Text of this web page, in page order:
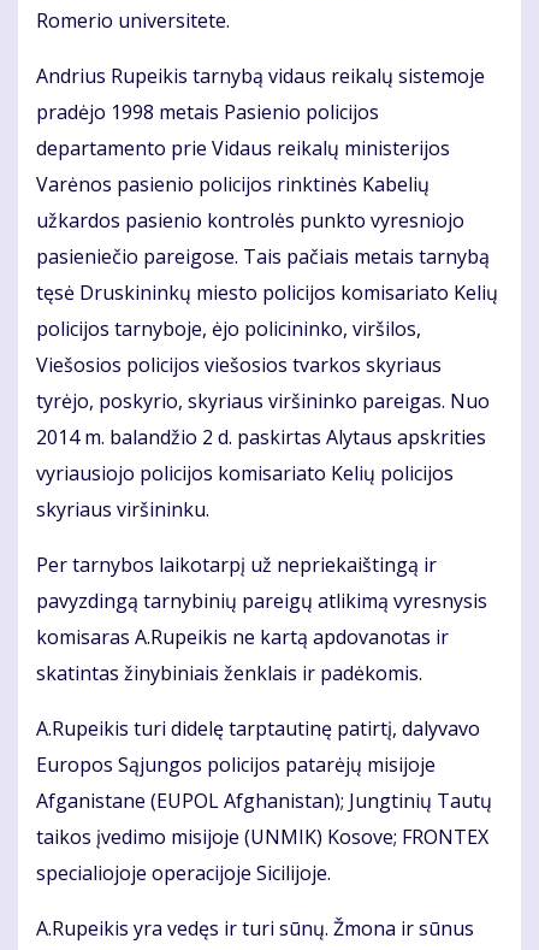
Romerio universitete.
Andrius Rupeikis tarnybą vidaus reikalų sistemoje
pradėjo 1998 metais Pasienio policijos
departamento prie Vidaus reikalų ministerijos
Varėnos pasienio policijos rinktinės Kabelių
užkardos pasienio kontrolės punkto vyresniojo
pasieniečio pareigose. Tais pačiais metais tarnybą
tęsė Druskininkų miesto policijos komisariato Kelių
policijos tarnyboje, ėjo policininko, viršilos,
Viešosios policijos viešosios tvarkos skyriaus
tyrėjo, poskyrio, skyriaus viršininko pareigas. Nuo
2014 m. balandžio 2 d. paskirtas Alytaus apskrities
vyriausiojo policijos komisariato Kelių policijos
skyriaus viršininku.
Per tarnybos laikotarpį už nepriekaištingą ir
pavyzdingą tarnybinių pareigų atlikimą vyresnysis
komisaras A.Rupeikis ne kartą apdovanotas ir
skatintas žinybiniais ženklais ir padėkomis.
A.Rupeikis turi didelę tarptautinę patirtį, dalyvavo
Europos Sąjungos policijos patarėjų misijoje
Afganistane (EUPOL Afghanistan); Jungtinių Tautų
taikos įvedimo misijoje (UNMIK) Kosove; FRONTEX
specialiojoje operacijoje Sicilijoje.
A.Rupeikis yra vedęs ir turi sūnų. Žmona ir sūnus